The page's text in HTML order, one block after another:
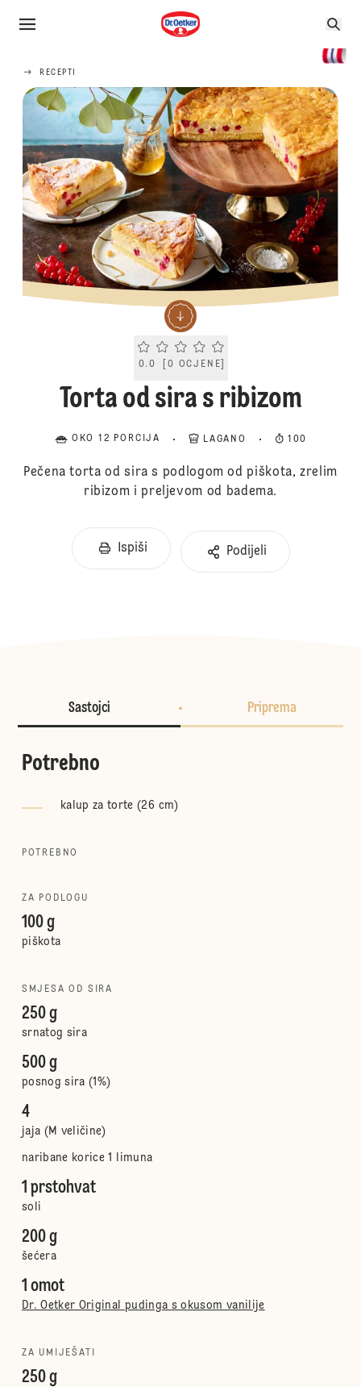
RECEPTI
Current rating 0.0. Click to rate.
0.0 0 OCJENE
Torta od sira s ribizom
OKO 12 PORCIJA LAGANO 100
Pečena torta od sira s podlogom od piškota, zrelim
ribizom i preljevom od badema.
Ispiši Podijeli
Sastojci Priprema
Potrebno
kalup za torte (26 cm)
POTREBNO
ZA PODLOGU
100 g
piškota
SMJESA OD SIRA
250 g
srnatog sira
500 g
posnog sira (1%)
4
jaja (M veličine)
naribane korice 1 limuna
1 prstohvat
soli
200 g
šećera
1 omot
Dr. Oetker Original pudinga s okusom vanilije
ZA UMIJEŠATI
250 g